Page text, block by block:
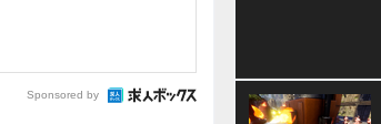
Sponsored by